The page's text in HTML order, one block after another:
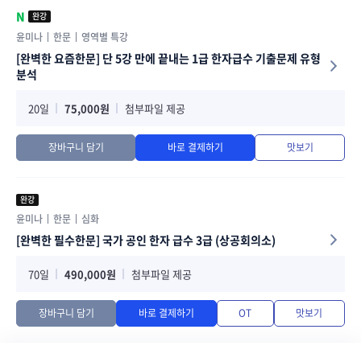
N 완강
윤미나 한문 영역별 특강
[완벽한 요즘한문] 단 5강 만에 끝내는 1급 한자급수 기출문제 유형
분석
20일 75,000원 첨부파일 제공
장바구니 담기 바로 결제하기 맛보기
완강
윤미나 한문 심화
[완벽한 필수한문] 국가 공인 한자 급수 3급 (상공회의소)
70일 490,000원 첨부파일 제공
장바구니 담기 바로 결제하기 OT 맛보기